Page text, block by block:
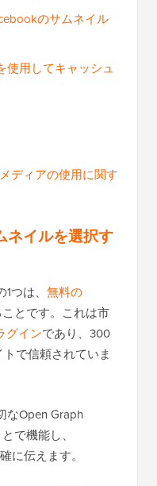
のサムネイル
使用してキャッシュ
ディアの使用に関す
ネイルを選択す
つは、 無料の
とです。これは市
グインであり、300
で信頼されていま
なOpen Graph
で機能し、
に伝えます。